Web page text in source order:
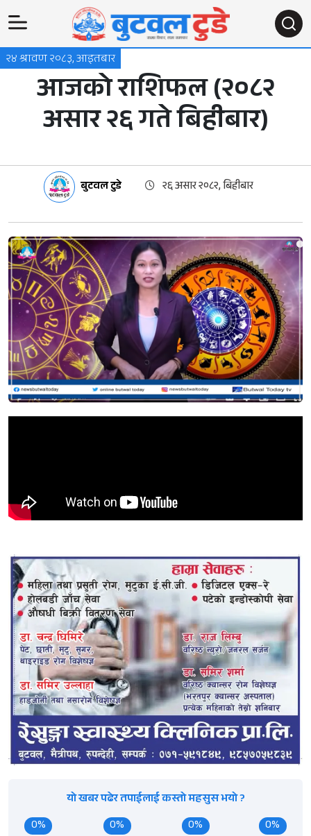
२४ श्रावण २०८३, आइतबार
आजको राशिफल (२०८२
असार २६ गते बिहीबार)
बुटवल टुडे २६ असार २०८२, बिहीबार
यो खबर पढेर तपाईलाई कस्तो महसुस भयो ?
0%
0% 0% 0%